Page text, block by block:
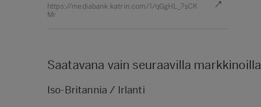
https://mediabank.katrin.com/l/qGgHL_7sCK
Mr
Saatavana vain seuraavilla markkinoilla
Iso-Britannia / Irlanti